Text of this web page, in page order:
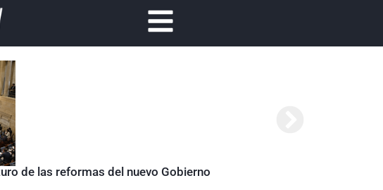
de las reformas del nuevo Gobierno